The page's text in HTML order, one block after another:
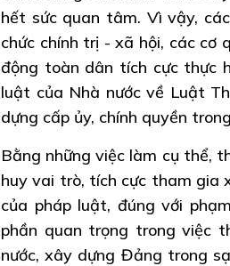
hết sức quan tâm. Vì vậy,
chức chính trị - xã hội, các
động toàn dân tích cực thực
luật của Nhà nước về Luật
dựng cấp ủy, chính quyền
Bằng những việc làm cụ thể,
huy vai trò, tích cực tham gia
của pháp luật, đúng với
phần quan trọng trong việc
nước, xây dựng Đảng trong